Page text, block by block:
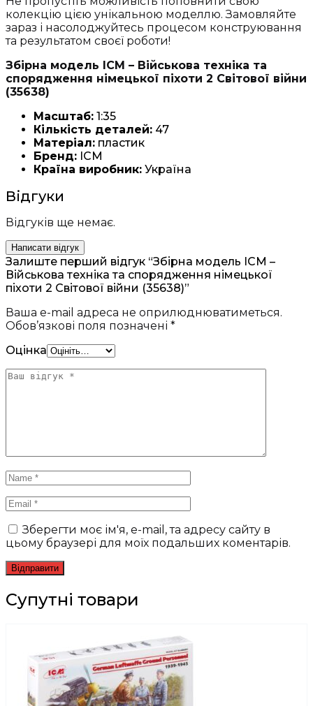
колекцію цією унікальною моделлю. Замовляйте
зараз і насолоджуйтесь процесом конструювання
та результатом своєї роботи!
Збірна модель ICM – Військова техніка та
спорядження німецької піхоти 2 Світової війни
(35638)
Масштаб: 1:35
Кількість деталей: 47
Матеріал: пластик
Бренд: ICM
Країна виробник: Україна
Відгуки
Відгуків ще немає.
Написати відгук
Залиште перший відгук “Збірна модель ICM –
Військова техніка та спорядження німецької
піхоти 2 Світової війни (35638)”
Ваша e-mail адреса не оприлюднюватиметься.
Обов’язкові поля позначені *
Оцінка
Зберегти моє ім'я, e-mail, та адресу сайту в
цьому браузері для моїх подальших коментарів.
Супутні товари